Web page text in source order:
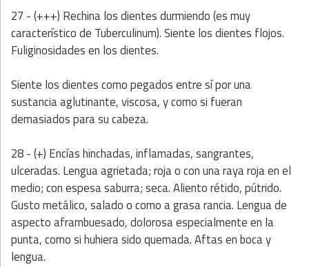
27 - (+++) Rechina los dientes durmiendo (es muy
característico de Tuberculinum). Siente los dientes flojos.
Fuliginosidades en los dientes.
Siente los dientes como pegados entre sí por una
sustancia aglutinante, viscosa, y como si fueran
demasiados para su cabeza.
28 - (+) Encías hinchadas, inflamadas, sangrantes,
ulceradas. Lengua agrietada; roja o con una raya roja en el
medio; con espesa saburra; seca. Aliento rétido, pútrido.
Gusto metálico, salado o como a grasa rancia. Lengua de
aspecto aframbuesado, dolorosa especialmente en la
punta, como si huhiera sido quemada. Aftas en boca y
lengua.